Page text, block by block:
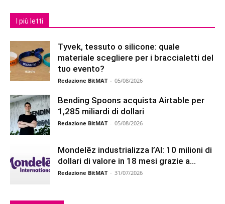
I più letti
Tyvek, tessuto o silicone: quale
materiale scegliere per i braccialetti del
tuo evento?
Redazione BitMAT - 05/08/2026
Bending Spoons acquista Airtable per
1,285 miliardi di dollari
Redazione BitMAT - 05/08/2026
Mondelēz industrializza l’AI: 10 milioni di
dollari di valore in 18 mesi grazie a...
Redazione BitMAT - 31/07/2026